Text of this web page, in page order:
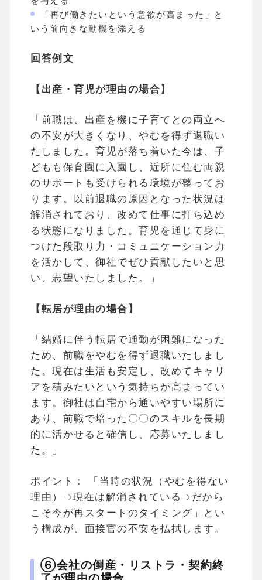
「再び働きたいという意欲が高まった」と
いう前向きな動機を添える
回答例文
【出産・育児が理由の場合】
「前職は、出産を機に子育てとの両立へ
の不安が大きくなり、やむを得ず退職い
たしました。育児が落ち着いた今は、子
どもも保育園に入園し、近所に住む両親
のサポートも受けられる環境が整ってお
ります。以前退職の原因となった状況は
解消されており、改めて仕事に打ち込め
る状態になりました。育児を通じて身に
つけた段取り力・コミュニケーション力
を活かして、御社でぜひ貢献したいと思
い、志望いたしました。」
【転居が理由の場合】
「結婚に伴う転居で通勤が困難になった
ため、前職をやむを得ず退職いたしまし
た。現在は生活も安定し、改めてキャリ
アを積みたいという気持ちが高まってい
ます。御社は自宅から通いやすい場所に
あり、前職で培った〇〇のスキルを長期
的に活かせると確信し、応募いたしまし
た。」
ポイント： 「当時の状況（やむを得ない
理由）→現在は解消されている→だから
こそ今が再スタートのタイミング」とい
う構成が、面接官の不安を払拭します。
⑥会社の倒産・リストラ・契約終